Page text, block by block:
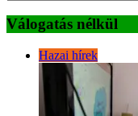
Válogatás nélkül
Hazai hírek